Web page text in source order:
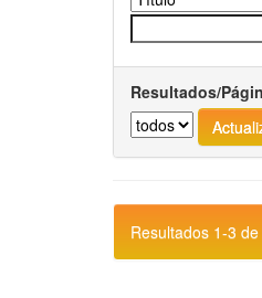
Resultados/
Resultados 1-3 de